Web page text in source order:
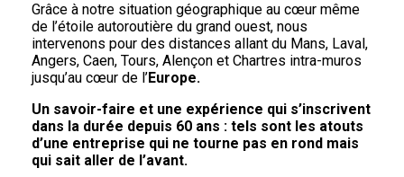
Grâce à notre situation géographique au cœur même
de l’étoile autoroutière du grand ouest, nous
intervenons pour des distances allant du Mans, Laval ,
Angers, Caen, Tours, Alençon et Chartres intra-muros
jusqu’au cœur de l’Europe.
Un savoir-faire et une expérience qui s’inscrivent
dans la durée depuis 60 ans : tels sont les atouts
d’une entreprise qui ne tourne pas en rond mais
qui sait aller de l’avant.